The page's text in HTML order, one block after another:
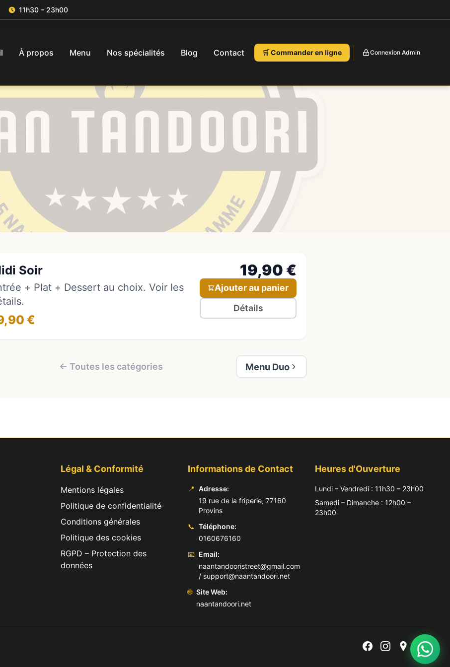
11h30 – 23h00
À propos Menu Nos spécialités Blog Contact 🛒 Commander en ligne Connexion Admin
Soir
+ Plat + Dessert au choix. Voir les
€
19,90 €
Ajouter au panier
Détails
← Toutes les catégories Menu Duo
Légal & Conformité
Mentions légales
Politique de confidentialité
Conditions générales
Politique des cookies
RGPD – Protection des
données
Informations de Contact
📍 Adresse:
19 rue de la friperie, 77160
Provins
📞 Téléphone:
0160676160
📧 Email:
naantandooristreet@gmail.com
/ support@naantandoori.net
🌐 Site Web:
naantandoori.net
Heures d'Ouverture
Lundi – Vendredi : 11h30 – 23h00
Samedi – Dimanche : 12h00 –
23h00